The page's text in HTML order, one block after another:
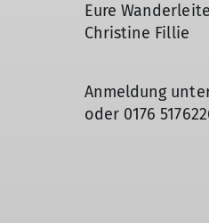
Eure
Christine Fillie
Anmeldung
oder 0176